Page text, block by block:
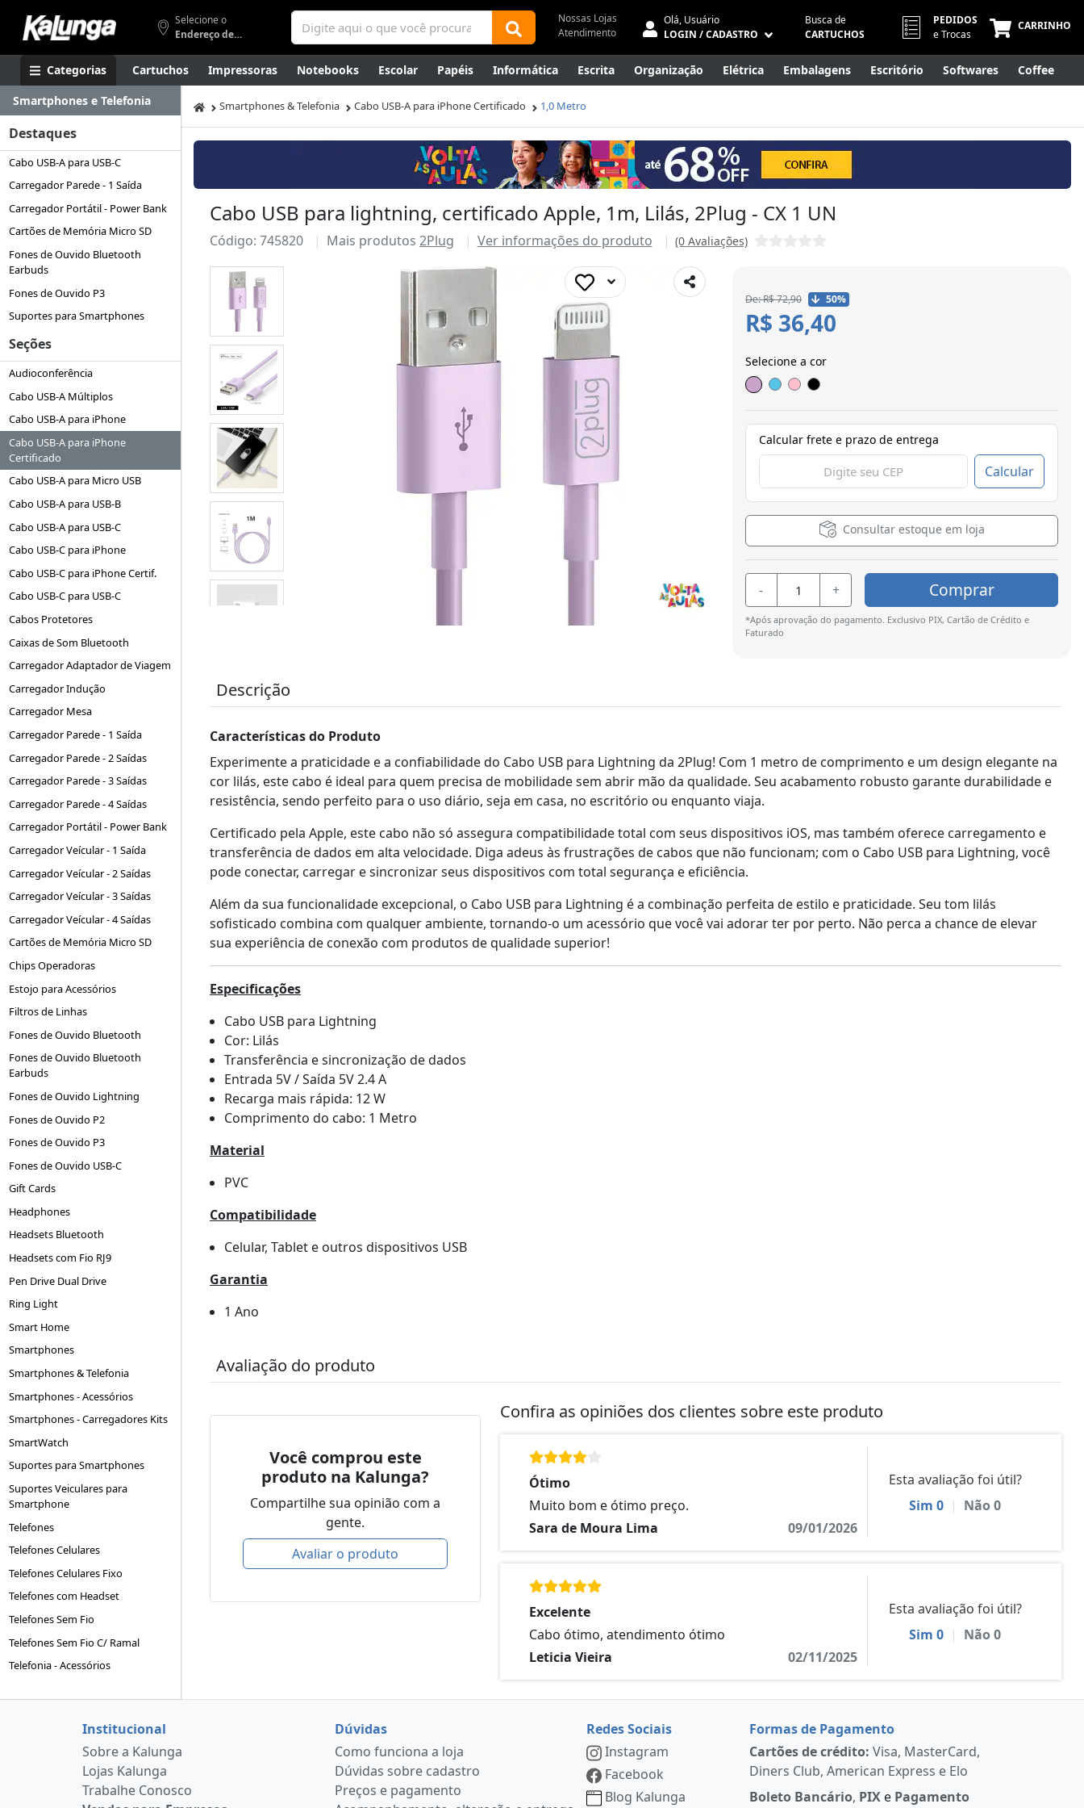
Selecione o
Endereço de entrega
Nossas Lojas
Atendimento
Olá, Usuário
LOGIN / CADASTRO
Busca de
CARTUCHOS
PEDIDOS
e Trocas
CARRINHO
Categorias Cartuchos Impressoras Notebooks Escolar Papéis Informática Escrita Organização Elétrica Embalagens Escritório Softwares Coffee
Apresentação Smartphones Artes Gamers Higiene Mídias Envelopes Rede Automação Comercial
Canetas Luxo
Outlet
Smartphones e Telefonia
Destaques
Cabo USB-A para USB-C
Carregador Parede - 1 Saída
Carregador Portátil - Power Bank
Cartões de Memória Micro SD
Fones de Ouvido Bluetooth
Earbuds
Fones de Ouvido P3
Suportes para Smartphones
Seções
Audioconferência
Cabo USB-A Múltiplos
Cabo USB-A para iPhone
Cabo USB-A para iPhone
Certificado
Cabo USB-A para Micro USB
Cabo USB-A para USB-B
Cabo USB-A para USB-C
Cabo USB-C para iPhone
Cabo USB-C para iPhone Certif.
Cabo USB-C para USB-C
Cabos Protetores
Caixas de Som Bluetooth
Carregador Adaptador de Viagem
Carregador Indução
Carregador Mesa
Carregador Parede - 1 Saída
Carregador Parede - 2 Saídas
Carregador Parede - 3 Saídas
Carregador Parede - 4 Saídas
Carregador Portátil - Power Bank
Carregador Veícular - 1 Saída
Carregador Veícular - 2 Saídas
Carregador Veícular - 3 Saídas
Carregador Veícular - 4 Saídas
Cartões de Memória Micro SD
Chips Operadoras
Estojo para Acessórios
Filtros de Linhas
Fones de Ouvido Bluetooth
Fones de Ouvido Bluetooth
Earbuds
Fones de Ouvido Lightning
Fones de Ouvido P2
Fones de Ouvido P3
Fones de Ouvido USB-C
Gift Cards
Headphones
Headsets Bluetooth
Headsets com Fio RJ9
Pen Drive Dual Drive
Ring Light
Smart Home
Smartphones
Smartphones & Telefonia
Smartphones - Acessórios
Smartphones - Carregadores Kits
SmartWatch
Suportes para Smartphones
Suportes Veiculares para
Smartphone
Telefones
Telefones Celulares
Telefones Celulares Fixo
Telefones com Headset
Telefones Sem Fio
Telefones Sem Fio C/ Ramal
Telefonia - Acessórios
Smartphones & Telefonia Cabo USB-A para iPhone Certificado 1,0 Metro
Cabo USB para lightning, certificado Apple, 1m, Lilás, 2Plug - CX 1 UN
Código: 745820 Mais produtos 2Plug Ver informações do produto (0 Avaliações)
De: R$ 72,90 50%
R$ 36,40
Selecione a cor
Calcular frete e prazo de entrega
Calcular
Consultar estoque em loja
- + Comprar
*Após aprovação do pagamento. Exclusivo PIX, Cartão de Crédito e
Faturado
Descrição
Características do Produto
Experimente a praticidade e a confiabilidade do Cabo USB para Lightning da 2Plug! Com 1 metro de comprimento e um design elegante na
cor lilás, este cabo é ideal para quem precisa de mobilidade sem abrir mão da qualidade. Seu acabamento robusto garante durabilidade e
resistência, sendo perfeito para o uso diário, seja em casa, no escritório ou enquanto viaja.
Certificado pela Apple, este cabo não só assegura compatibilidade total com seus dispositivos iOS, mas também oferece carregamento e
transferência de dados em alta velocidade. Diga adeus às frustrações de cabos que não funcionam; com o Cabo USB para Lightning, você
pode conectar, carregar e sincronizar seus dispositivos com total segurança e eficiência.
Além da sua funcionalidade excepcional, o Cabo USB para Lightning é a combinação perfeita de estilo e praticidade. Seu tom lilás
sofisticado combina com qualquer ambiente, tornando-o um acessório que você vai adorar ter por perto. Não perca a chance de elevar
sua experiência de conexão com produtos de qualidade superior!
Especificações
Cabo USB para Lightning
Cor: Lilás
Transferência e sincronização de dados
Entrada 5V / Saída 5V 2.4 A
Recarga mais rápida: 12 W
Comprimento do cabo: 1 Metro
Material
PVC
Compatibilidade
Celular, Tablet e outros dispositivos USB
Garantia
1 Ano
Avaliação do produto
Você comprou este
produto na Kalunga?
Compartilhe sua opinião com a
gente.
Avaliar o produto
Confira as opiniões dos clientes sobre este produto
Ótimo
Muito bom e ótimo preço.
Sara de Moura Lima
09/01/2026
Esta avaliação foi útil?
Sim 0 | Não0
Excelente
Cabo ótimo, atendimento ótimo
Leticia Vieira
02/11/2025
Esta avaliação foi útil?
Sim 0 | Não0
Institucional
Sobre a Kalunga
Lojas Kalunga
Trabalhe Conosco
Dúvidas
Como funciona a loja
Dúvidas sobre cadastro
Preços e pagamento
Redes Sociais
Instagram
Facebook
Blog Kalunga
Formas de Pagamento
Cartões de crédito: Visa, MasterCard,
Diners Club, American Express e Elo
Boleto Bancário, PIX e Pagamento